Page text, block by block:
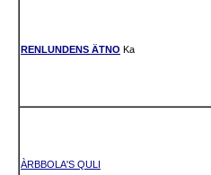
RENLUNDENS ÄTNO Ka
ÀRBBOLA'S QULI